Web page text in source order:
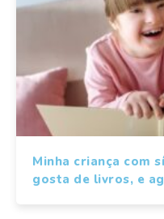
Minha criança com
gosta de livros, e